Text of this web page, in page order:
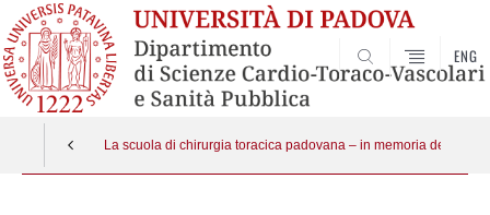
SEARCH
ENG
La scuola di chirurgia toracica padovana – in memoria del